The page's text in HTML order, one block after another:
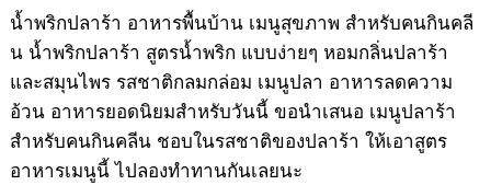
น้ำพริกปลาร้า อาหารพื้นบ้าน เมนูสุขภาพ สำหรับคนกินคลี
น น้ำพริกปลาร้า สูตรน้ำพริก แบบง่ายๆ หอมกลิ่นปลาร้า
และสมุนไพร รสชาติกลมกล่อม เมนูปลา อาหารลดความ
อ้วน อาหารยอดนิยมสำหรับวันนี้ ขอนำเสนอ เมนูปลาร้า
สำหรับคนกินคลีน ชอบในรสชาติของปลาร้า ให้เอาสูตร
อาหารเมนูนี้ ไปลองทำทานกันเลยนะ